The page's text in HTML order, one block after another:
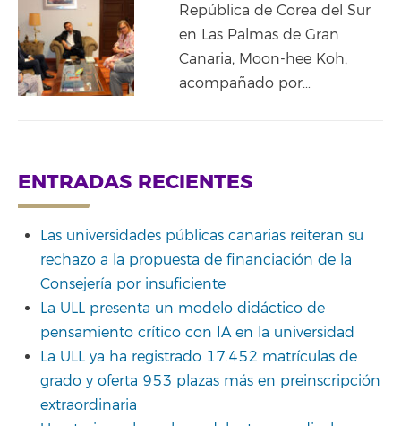
República de Corea del Sur
en Las Palmas de Gran
Canaria, Moon-hee Koh,
acompañado por…
ENTRADAS RECIENTES
Las universidades públicas canarias reiteran su
rechazo a la propuesta de financiación de la
Consejería por insuficiente
La ULL presenta un modelo didáctico de
pensamiento crítico con IA en la universidad
La ULL ya ha registrado 17.452 matrículas de
grado y oferta 953 plazas más en preinscripción
extraordinaria